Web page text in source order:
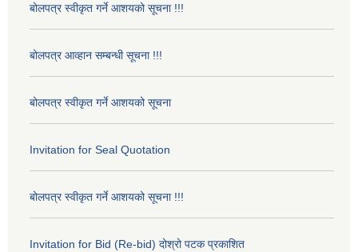
बोलपत्र स्वीकृत गर्ने आशयको सूचना !!!
बोलपत्र आव्हान सम्बन्धी सूचना !!!
बोलपत्र स्वीकृत गर्ने आशयको सूचना
Invitation for Seal Quotation
बोलपत्र स्वीकृत गर्ने आशयको सूचना !!!
Invitation for Bid (Re-bid) दोश्रो पटक प्रकाशित